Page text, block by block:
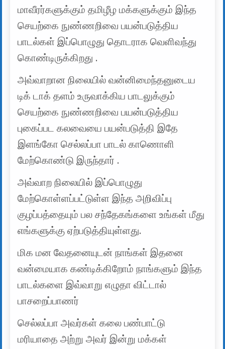
மாவீரர்களுக்கும் தமிழீழ மக்களுக்கும் இந்த
செயற்கை நுண்ணறிவை பயன்படுத்திய
பாடல்கள் இப்பொழுது தொடராக வெளிவந்து
கொண்டிருக்கிறது .
அவ்வாறான நிலையில் வன்னிமைந்தனுடைய
டிக் டாக் தளம் உருவாக்கிய பாடலுக்கும்
செயற்கை நுண்ணறிவை பயன்படுத்திய
புகைப்பட கலவையை பயன்படுத்தி இதே
இளங்கோ செல்லப்பா பாடல் காணொளி
மேற்கொண்டு இருந்தார் .
அவ்வாற நிலையில் இப்பொழுது
மேற்கொள்ளப்பட்டுள்ள இந்த அறிவிப்பு
குழப்பத்தையும் பல சந்தேகங்களை உங்கள் மீது
எங்களுக்கு ஏற்படுத்தியுள்ளது.
மிக மன வேதனையுடன் நாங்கள் இதனை
வன்மையாக கண்டிக்கிறோம் நாங்களும் இந்த
பாடல்களை இவ்வாறு எழுதா விட்டால்
பாசறைப்பாணர்
செல்லப்பா அவர்கள் கலை பண்பாட்டு
மரியாதை அற்று அவர் இன்று மக்கள்